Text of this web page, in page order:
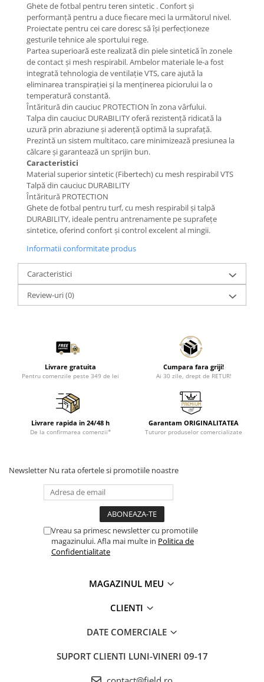
Ghete de fotbal pentru teren sintetic . Confort și
performanță pentru a duce fiecare meci la următorul nivel.
Proiectate pentru cei care doresc să își perfecționeze
gesturile tehnice ale sportului rege.
Partea superioară este realizată din piele sintetică în zonele
de contact și mesh respirabil. Ambelor materiale le-a fost
integrată tehnologia de ventilație VTS, care ajută la
eliminarea transpirației și la menținerea piciorului la o
temperatură constantă.
Întăritură din cauciuc PROTECTION în zona vârfului.
Talpa din cauciuc DURABILITY oferă rezistență ridicată la
uzură prin abraziune și aderență optimă la suprafață.
Prezintă un sistem multitaco, care minimizează presiunea la
călcare și garantează un sprijin bun.
Caracteristici
Material superior sintetic (Fibertech) cu mesh respirabil VTS
Talpă din cauciuc DURABILITY
Întăritură PROTECTION
Ghete de fotbal pentru turf, cu mesh respirabil și talpă
DURABILITY, ideale pentru antrenamente pe suprafețe
sintetice, oferind confort și control excelent al mingii.
Informatii conformitate produs
Caracteristici
Review-uri(0)
Livrare gratuita
Pentru comenzile peste 349 de lei
Cumpara fara griji!
Ai 30 zile, drept de RETUR!
Livrare rapida in 24/48 h
De la confirmarea comenzii*
Garantam ORIGINALITATEA
Tuturor produselor comercializate
Newsletter Nu rata ofertele si promotiile noastre
Vreau sa primesc newsletter cu promotiile
magazinului. Afla mai multe in Politica de
Confidentialitate
MAGAZINUL MEU
CLIENTI
DATE COMERCIALE
SUPORT CLIENTI LUNI-VINERI 09-17